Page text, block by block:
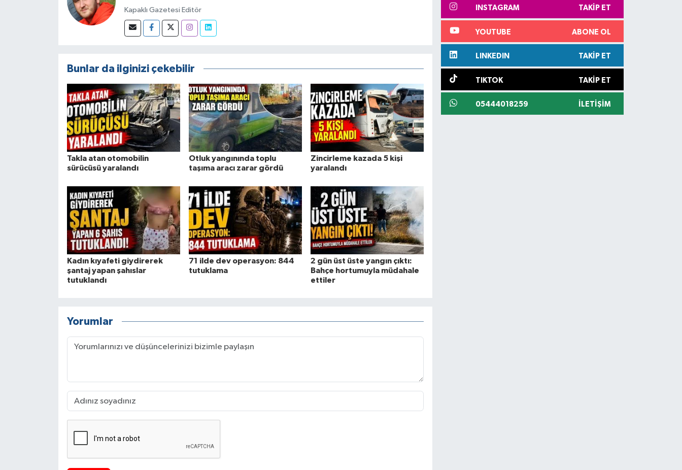
Kapaklı Gazetesi Editör
Bunlar da ilginizi çekebilir
Takla atan otomobilin
sürücüsü yaralandı
Otluk yangınında toplu
taşıma aracı zarar gördü
Zincirleme kazada 5 kişi
yaralandı
Kadın kıyafeti giydirerek
şantaj yapan şahıslar
tutuklandı
71 ilde dev operasyon: 844
tutuklama
2 gün üst üste yangın çıktı:
Bahçe hortumuyla müdahale
ettiler
Yorumlar
INSTAGRAM TAKIP ET
YOUTUBE ABONE OL
LINKEDIN TAKIP ET
TIKTOK TAKIP ET
05444018259 İLETIŞIM